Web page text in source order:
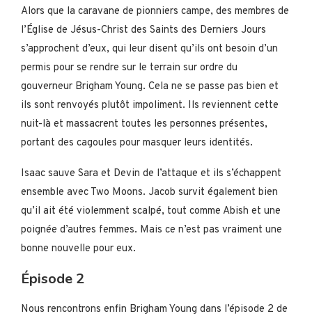
Alors que la caravane de pionniers campe, des membres de
l’Église de Jésus-Christ des Saints des Derniers Jours
s’approchent d’eux, qui leur disent qu’ils ont besoin d’un
permis pour se rendre sur le terrain sur ordre du
gouverneur Brigham Young. Cela ne se passe pas bien et
ils sont renvoyés plutôt impoliment. Ils reviennent cette
nuit-là et massacrent toutes les personnes présentes,
portant des cagoules pour masquer leurs identités.
Isaac sauve Sara et Devin de l’attaque et ils s’échappent
ensemble avec Two Moons. Jacob survit également bien
qu’il ait été violemment scalpé, tout comme Abish et une
poignée d’autres femmes. Mais ce n’est pas vraiment une
bonne nouvelle pour eux.
Épisode 2
Nous rencontrons enfin Brigham Young dans l’épisode 2 de